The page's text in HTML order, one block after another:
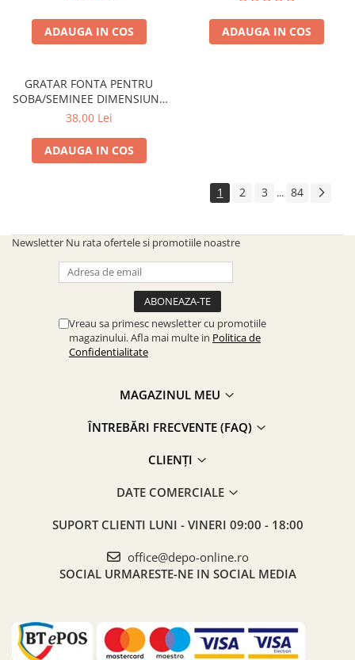
ADAUGA IN COS ADAUGA IN COS
GRATAR FONTA PENTRU
SOBA/SEMINEE DIMENSIUNE
250x170 mm
38,00 Lei
ADAUGA IN COS
1 2 3 ... 84
Newsletter Nu rata ofertele si promotiile noastre
Vreau sa primesc newsletter cu promotiile
magazinului. Afla mai multe in Politica de
Confidentialitate
MAGAZINUL MEU
ÎNTREBĂRI FRECVENTE (FAQ)
CLIENȚI
DATE COMERCIALE
SUPORT CLIENTI LUNI - VINERI 09:00 - 18:00
office@depo-online.ro
SOCIAL URMARESTE-NE IN SOCIAL MEDIA